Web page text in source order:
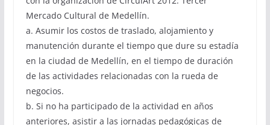
Mercado Cultural de Medellín.
a. Asumir los costos de traslado, alojamiento y
manutención durante el tiempo que dure su estadía
en la ciudad de Medellín, en el tiempo de duración
de las actividades relacionadas con la rueda de
negocios.
b. Si no ha participado de la actividad en años
anteriores, asistir a las jornadas pedagógicas de